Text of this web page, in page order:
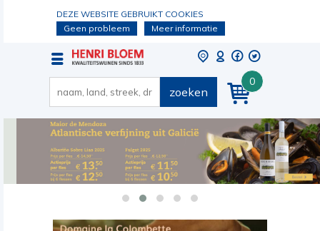
DEZE WEBSITE GEBRUIKT COOKIES
Geen probleem
Meer informatie
0
zoeken